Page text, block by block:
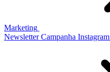
Marketing
Newsletter Campanha Instagram